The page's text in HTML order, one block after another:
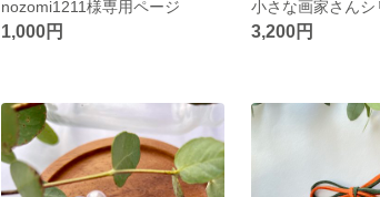
nozomi1211様専用ページ
1,000円 3,200円